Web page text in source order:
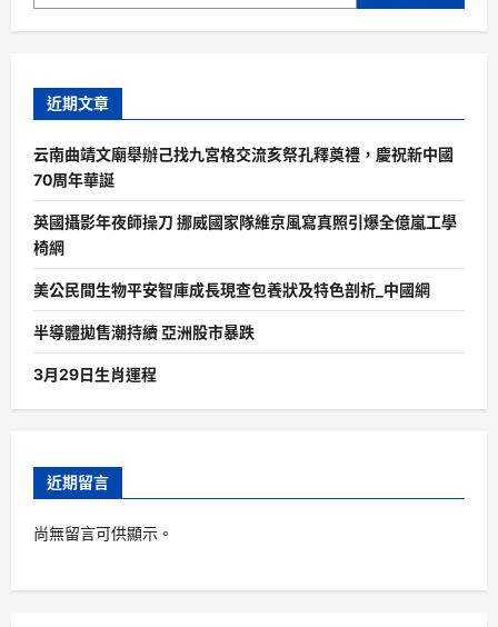
近期文章
云南曲靖文廟舉辦己找九宮格交流亥祭孔釋奠禮，慶祝新中國
70周年華誕
英國攝影年夜師操刀 挪威國家隊維京風寫真照引爆全億嵐工學
椅網
美公民間生物平安智庫成長現查包養狀及特色剖析_中國網
半導體拋售潮持續 亞洲股市暴跌
3月29日生肖運程
近期留言
尚無留言可供顯示。